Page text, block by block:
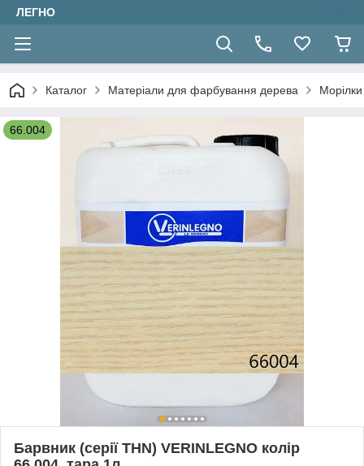
ЛЕГНО
Каталог Матеріали для фарбування дерева
66.004
Барвник (серії THN) VERINLEGNO колір